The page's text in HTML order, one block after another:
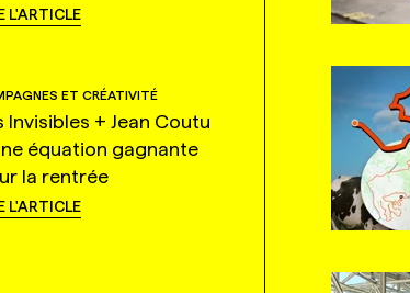
L'ARTICLE
ET CRÉATIVITÉ
Invisibles + Jean Coutu
équation gagnante
la rentrée
L'ARTICLE